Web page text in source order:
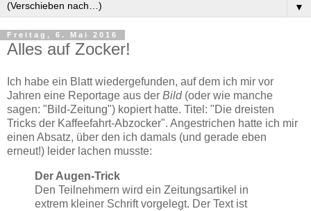
▼
Freitag, 6. Mai 2016
Alles auf Zocker!
Ich habe ein Blatt wiedergefunden, auf dem ich mir vor
Jahren eine Reportage aus der Bild (oder wie manche
sagen: "Bild-Zeitung") kopiert hatte. Titel: "Die dreisten
Tricks der Kaffeefahrt-Abzocker". Angestrichen hatte ich mir
einen Absatz, über den ich damals (und gerade eben
erneut!) leider lachen musste:
Der Augen-Trick
Den Teilnehmern wird ein Zeitungsartikel in
extrem kleiner Schrift vorgelegt. Der Text ist